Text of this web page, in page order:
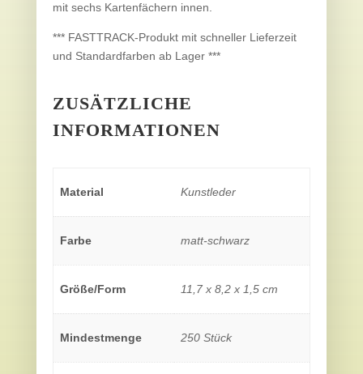
mit sechs Kartenfächern innen.
*** FASTTRACK-Produkt mit schneller Lieferzeit
und Standardfarben ab Lager ***
ZUSÄTZLICHE
INFORMATIONEN
Material Kunstleder
Farbe matt-schwarz
Größe/Form 11,7 x 8,2 x 1,5 cm
Mindestmenge 250 Stück